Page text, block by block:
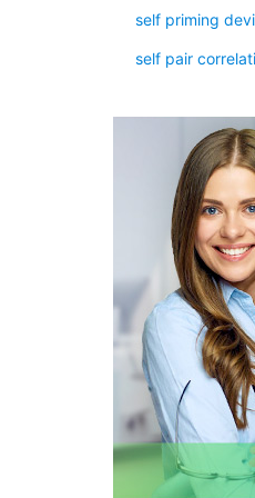
self priming
self pair